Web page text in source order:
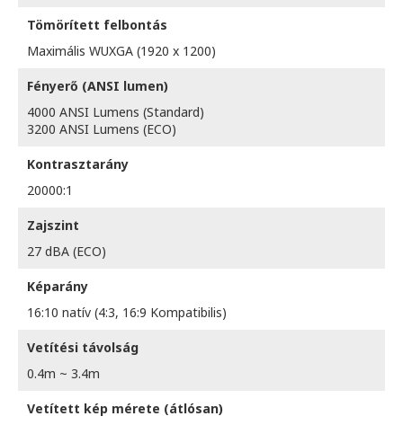
Tömörített felbontás
Maximális WUXGA (1920 x 1200)
Fényerő (ANSI lumen)
4000 ANSI Lumens (Standard)
3200 ANSI Lumens (ECO)
Kontrasztarány
20000:1
Zajszint
27 dBA (ECO)
Képarány
16:10 natív (4:3, 16:9 Kompatibilis)
Vetítési távolság
0.4m ~ 3.4m
Vetített kép mérete (átlósan)